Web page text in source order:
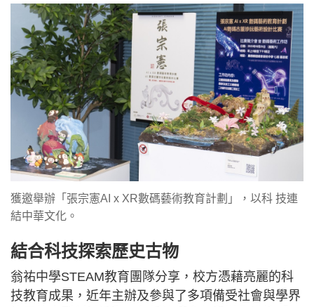
獲邀舉辦「張宗憲AI x XR數碼藝術教育計劃」，以科 技連
結中華文化。
結合科技探索歷史古物
翁祐中學STEAM教育團隊分享，校方憑藉亮麗的科
技教育成果，近年主辦及參與了多項備受社會與學界